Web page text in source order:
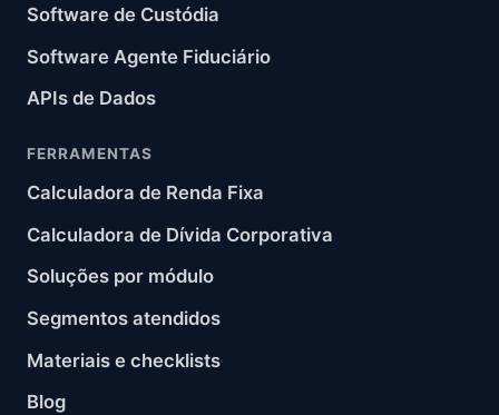
Software de Custódia
Software Agente Fiduciário
APIs de Dados
FERRAMENTAS
Calculadora de Renda Fixa
Calculadora de Dívida Corporativa
Soluções por módulo
Segmentos atendidos
Materiais e checklists
Blog